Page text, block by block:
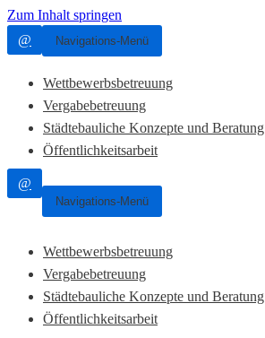
Zum Inhalt springen
@
Navigations-Menü
Wettbewerbsbetreuung
Vergabebetreuung
Städtebauliche Konzepte und Beratung
Öffentlichkeitsarbeit
@
Navigations-Menü
Wettbewerbsbetreuung
Vergabebetreuung
Städtebauliche Konzepte und Beratung
Öffentlichkeitsarbeit